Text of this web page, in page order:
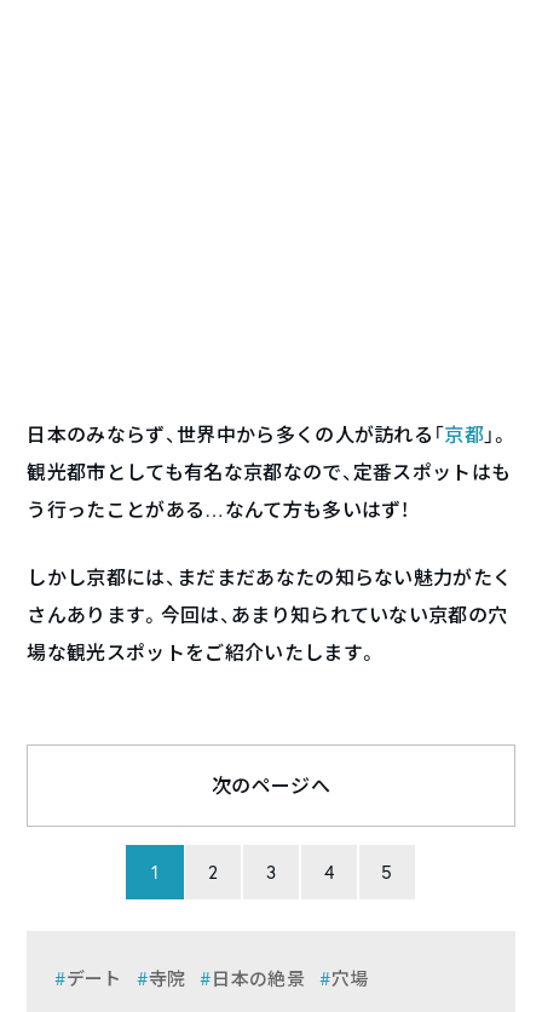
日本のみならず、世界中から多くの人が訪れる「京都 」。
観光都市としても有名な京都なので、定番スポットはも
う行ったことがある…なんて方も多いはず！
しかし京都には、まだまだあなたの知らない魅力がたく
さんあります。今回は、あまり知られていない京都の穴
場な観光スポットをご紹介いたします。
1 2 3 4 5
次のページへ
デート 寺院 日本の絶景 穴場